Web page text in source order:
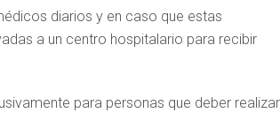
diarios y en caso que estas
a un centro hospitalario para recibir
para personas que deber realizar